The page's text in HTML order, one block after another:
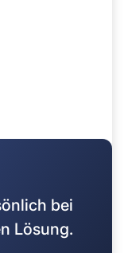
bei
Lösung.